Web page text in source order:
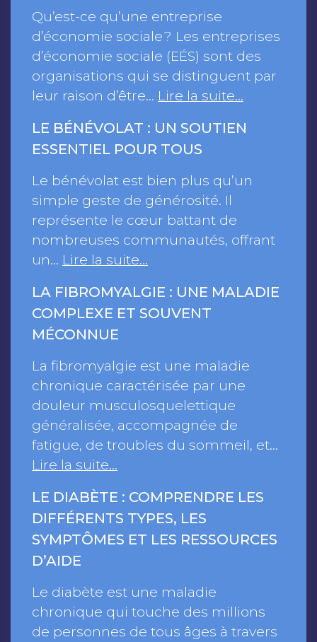
Qu’est-ce qu’une entreprise
d’économie sociale ? Les entreprises
d’économie sociale (EÉS) sont des
organisations qui se distinguent par
leur raison d’être… Lire la suite…
LE BÉNÉVOLAT : UN SOUTIEN
ESSENTIEL POUR TOUS
Le bénévolat est bien plus qu’un
simple geste de générosité. Il
représente le cœur battant de
nombreuses communautés, offrant
un… Lire la suite…
LA FIBROMYALGIE : UNE MALADIE
COMPLEXE ET SOUVENT
MÉCONNUE
La fibromyalgie est une maladie
chronique caractérisée par une
douleur musculosquelettique
généralisée, accompagnée de
fatigue, de troubles du sommeil, et…
Lire la suite…
LE DIABÈTE : COMPRENDRE LES
DIFFÉRENTS TYPES, LES
SYMPTÔMES ET LES RESSOURCES
D’AIDE
Le diabète est une maladie
chronique qui touche des millions
de personnes de tous âges à travers